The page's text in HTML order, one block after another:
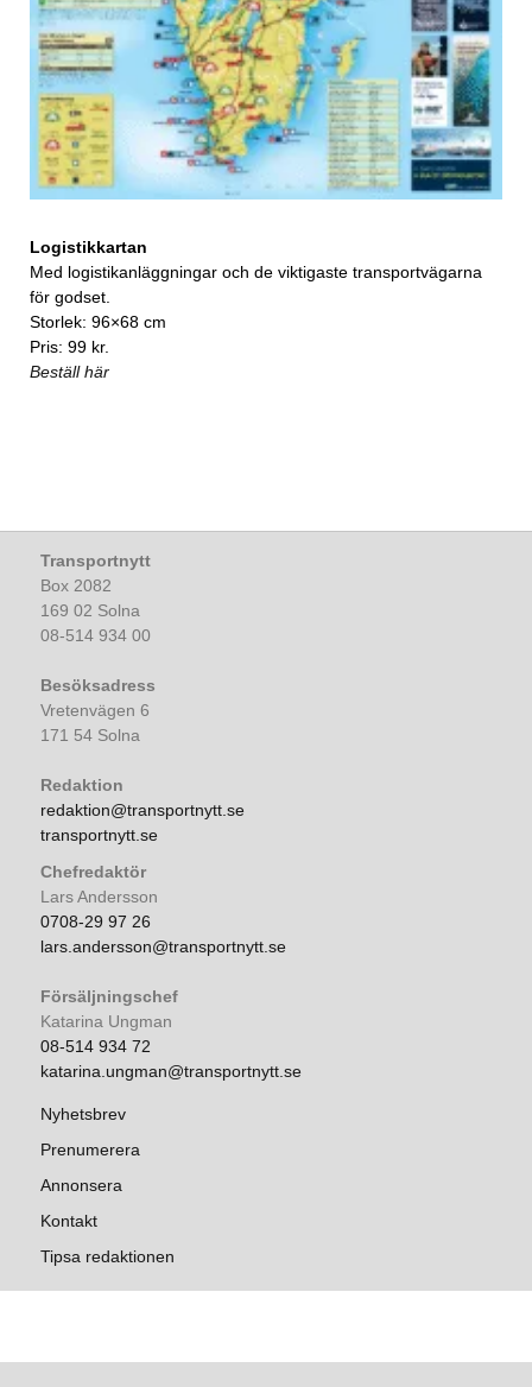
Logistikkartan
Med logistikanläggningar och de viktigaste transportvägarna
för godset.
Storlek: 96×68 cm
Pris: 99 kr.
Beställ här
Transportnytt
Box 2082
169 02 Solna
08-514 934 00
Besöksadress
Vretenvägen 6
171 54 Solna
Redaktion
redaktion@transportnytt.se
transportnytt.se
Chefredaktör
Lars Andersson
0708-29 97 26
lars.andersson@transportnytt.se
Försäljningschef
Katarina Ungman
08-514 934 72
katarina.ungman@transportnytt.se
Nyhetsbrev
Prenumerera
Annonsera
Kontakt
Tipsa redaktionen